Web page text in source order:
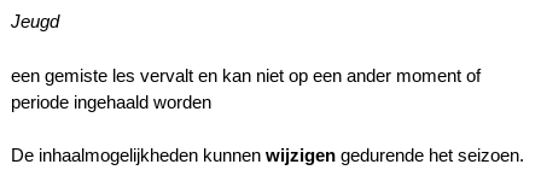
Jeugd
een gemiste les vervalt en kan niet op een ander moment of
periode ingehaald worden
De inhaalmogelijkheden kunnen wijzigengedurende het seizoen.